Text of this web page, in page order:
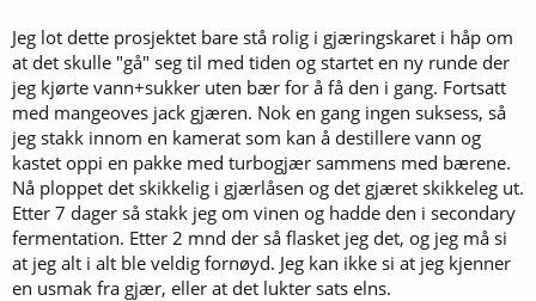
Jeg lot dette prosjektet bare stå rolig i gjæringskaret i håp om
at det skulle "gå" seg til med tiden og startet en ny runde der
jeg kjørte vann+sukker uten bær for å få den i gang. Fortsatt
med mangeoves jack gjæren. Nok en gang ingen suksess, så
jeg stakk innom en kamerat som kan å destillere vann og
kastet oppi en pakke med turbogjær sammens med bærene.
Nå ploppet det skikkelig i gjærlåsen og det gjæret skikkeleg ut.
Etter 7 dager så stakk jeg om vinen og hadde den i secondary
fermentation. Etter 2 mnd der så flasket jeg det, og jeg må si
at jeg alt i alt ble veldig fornøyd. Jeg kan ikke si at jeg kjenner
en usmak fra gjær, eller at det lukter sats elns.